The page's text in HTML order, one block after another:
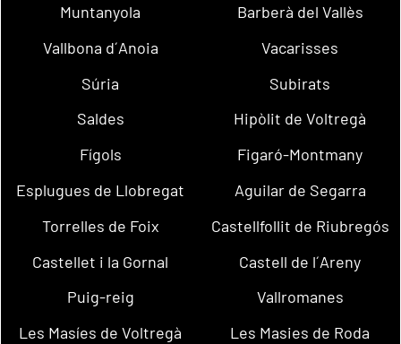
Muntanyola
Barberà del Vallès
Vallbona d´Anoia
Vacarisses
Súria
Subirats
Saldes
Hipòlit de Voltregà
Fígols
Figaró-Montmany
Esplugues de Llobregat
Aguilar de Segarra
Torrelles de Foix
Castellfollit de Riubregós
Castellet i la Gornal
Castell de l´Areny
Puig-reig
Vallromanes
Les Masíes de Voltregà
Les Masies de Roda